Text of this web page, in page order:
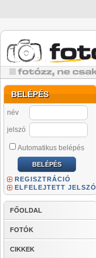
BELÉPÉS
név
jelszó
Automatikus belépés
REGISZTRÁCIÓ
ELFELEJTETT JELSZÓ
FŐOLDAL
FOTÓK
CIKKEK